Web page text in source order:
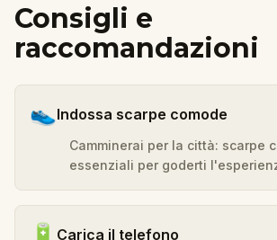
Consigli e
raccomandazioni
👟Indossa scarpe comode
Camminerai per la città: scarpe
essenziali per goderti
🔋 Carica il telefono